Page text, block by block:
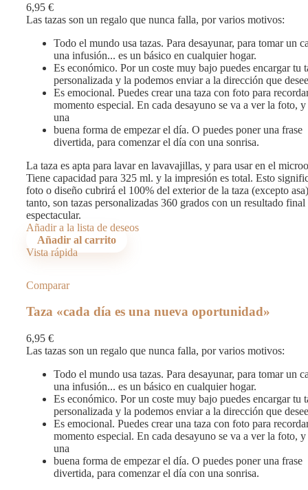
6,95 €
Las tazas son un regalo que nunca falla, por varios motivos:
Todo el mundo usa tazas. Para desayunar, para tomar un
una infusión... es un básico en cualquier hogar.
Es económico. Por un coste muy bajo puedes encargar tu
personalizada y la podemos enviar a la dirección que
Es emocional. Puedes crear una taza con foto para
momento especial. En cada desayuno se va a ver la foto, y
una
buena forma de empezar el día. O puedes poner una frase
divertida, para comenzar el día con una sonrisa.
La taza es apta para lavar en lavavajillas, y para usar en el
Tiene capacidad para 325 ml. y la impresión es total. Esto
foto o diseño cubrirá el 100% del exterior de la taza (excepto
tanto, son tazas personalizadas 360 grados con un resultado final
espectacular.
Añadir a la lista de deseos
Añadir al carrito
Vista rápida
Comparar
Taza «cada día es una nueva oportunidad»
6,95 €
Las tazas son un regalo que nunca falla, por varios motivos:
Todo el mundo usa tazas. Para desayunar, para tomar un
una infusión... es un básico en cualquier hogar.
Es económico. Por un coste muy bajo puedes encargar tu
personalizada y la podemos enviar a la dirección que
Es emocional. Puedes crear una taza con foto para
momento especial. En cada desayuno se va a ver la foto, y
una
buena forma de empezar el día. O puedes poner una frase
divertida, para comenzar el día con una sonrisa.